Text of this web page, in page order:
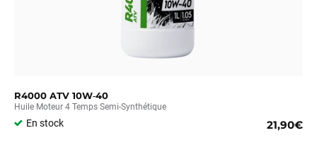
R4000 ATV 10W‑40
Huile Moteur 4 Temps Semi-Synthétique
En stock 21,90€